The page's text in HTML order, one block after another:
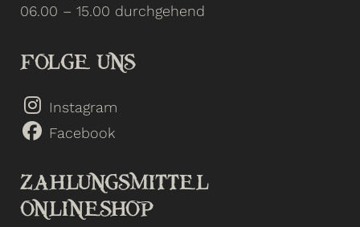
06.00 – 15.00 durchgehend
FOLGE UNS
Instagram
Facebook
ZAHLUNGSMITTEL
ONLINESHOP